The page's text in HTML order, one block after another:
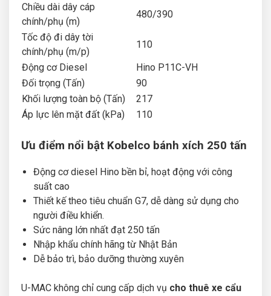
Chiều dài dây cáp
chính/phụ (m)
480/390
Tốc độ đi dây tời
chính/phụ (m/p)
110
Động cơ Diesel
Hino P11C-VH
Đối trọng (Tấn)
90
Khối lượng toàn bộ (Tấn)
217
Áp lực lên mặt đất (kPa)
110
Ưu điểm nổi bật Kobelco bánh xích 250 tấn
Động cơ diesel Hino bền bỉ, hoạt động với công
suất cao
Thiết kế theo tiêu chuẩn G7, dễ dàng sử dụng cho
người điều khiển.
Sức nâng lớn nhất đạt 250 tấn
Nhập khẩu chính hãng từ Nhật Bản
Dễ bảo trì, bảo dưỡng thường xuyên
U-MAC không chỉ cung cấp dịch vụ cho thuê xe cẩu